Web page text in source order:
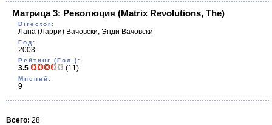
Матрица 3: Революция (Matrix Revolutions, The)
Director:
Лана (Ларри) Вачовски, Энди Вачовски
Год:
2003
Рейтинг (Гол.):
3.5 (11)
Мнений:
9
Всего: 28